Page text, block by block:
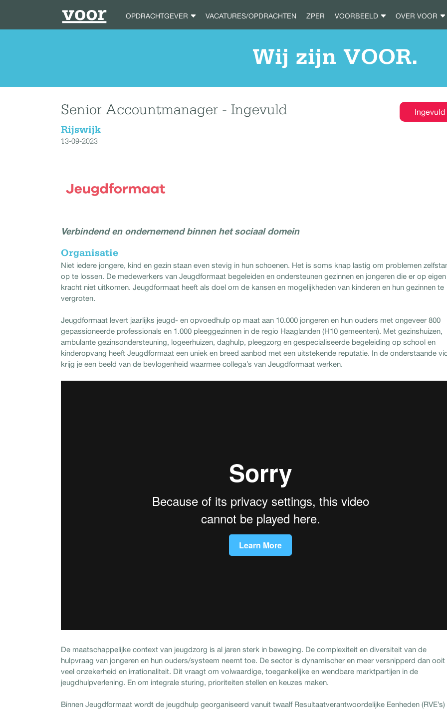
OPDRACHTGEVER VACATURES/OPDRACHTEN ZPER VOORBEELD OVER VOOR
Wij zijn VOOR.
Ingevuld
Senior Accountmanager - Ingevuld
Rijswijk
13-09-2023
Verbindend en ondernemend binnen het sociaal domein
Organisatie
Niet iedere jongere, kind en gezin staan even stevig in hun schoenen. Het is soms knap lastig om problemen
op te lossen. De medewerkers van Jeugdformaat begeleiden en ondersteunen gezinnen en jongeren die er op eigen
kracht niet uitkomen. Jeugdformaat heeft als doel om de kansen en mogelijkheden van kinderen en hun gezinnen te
vergroten.
Jeugdformaat levert jaarlijks jeugd- en opvoedhulp op maat aan 10.000 jongeren en hun ouders met ongeveer 800
gepassioneerde professionals en 1.000 pleeggezinnen in de regio Haaglanden (H10 gemeenten). Met gezinshuizen,
ambulante gezinsondersteuning, logeerhuizen, daghulp, pleegzorg en gespecialiseerde begeleiding op school en
kinderopvang heeft Jeugdformaat een uniek en breed aanbod met een uitstekende reputatie. In de onderstaande
krijg je een beeld van de bevlogenheid waarmee collega’s van Jeugdformaat werken.
De maatschappelijke context van jeugdzorg is al jaren sterk in beweging. De complexiteit en diversiteit van de
hulpvraag van jongeren en hun ouders/systeem neemt toe. De sector is dynamischer en meer versnipperd dan ooit
veel onzekerheid en irrationaliteit. Dit vraagt om volwaardige, toegankelijke en wendbare marktpartijen in de
jeugdhulpverlening. En om integrale sturing, prioriteiten stellen en keuzes maken.
Binnen Jeugdformaat wordt de jeugdhulp georganiseerd vanuit twaalf Resultaatverantwoordelijke Eenheden